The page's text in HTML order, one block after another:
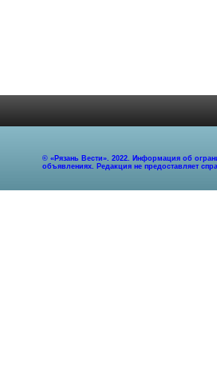
© «Рязань Вести». 2022. Информация об
объявлениях. Редакция не предоставляет